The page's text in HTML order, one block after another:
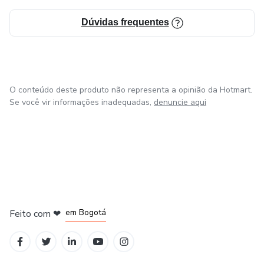
Dúvidas frequentes
O conteúdo deste produto não representa a opinião da Hotmart.
Se você vir informações inadequadas, denuncie aqui
Feito com ❤ em Bogotá